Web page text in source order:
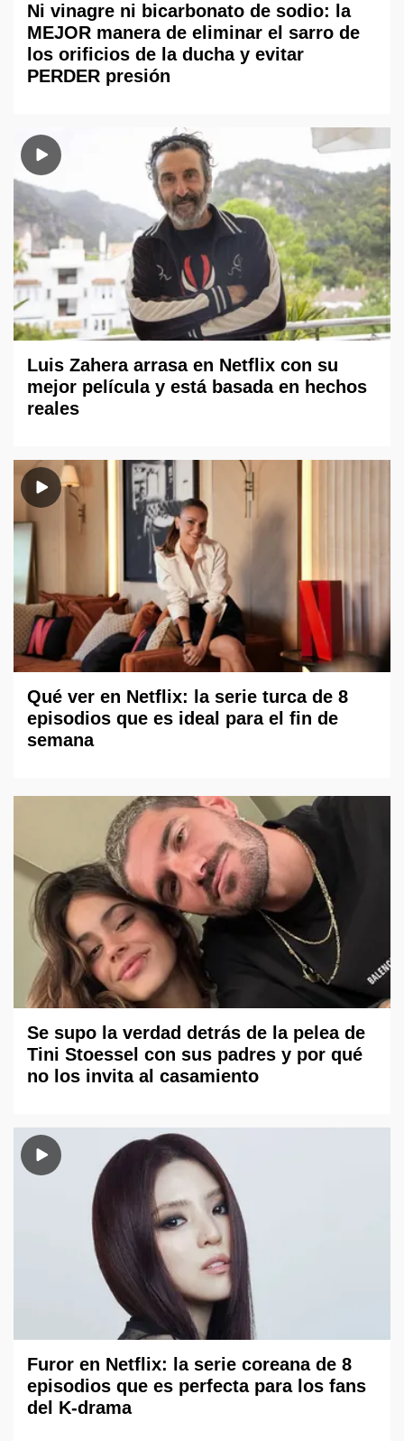
Ni vinagre ni bicarbonato de sodio: la
MEJOR manera de eliminar el sarro de
los orificios de la ducha y evitar
PERDER presión
Luis Zahera arrasa en Netflix con su
mejor película y está basada en hechos
reales
Qué ver en Netflix: la serie turca de 8
episodios que es ideal para el fin de
semana
Se supo la verdad detrás de la pelea de
Tini Stoessel con sus padres y por qué
no los invita al casamiento
Furor en Netflix: la serie coreana de 8
episodios que es perfecta para los fans
del K-drama